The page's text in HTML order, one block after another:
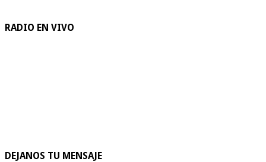
RADIO EN VIVO
DEJANOS TU MENSAJE